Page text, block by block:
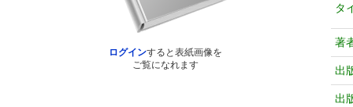
ログインすると表紙画像を
ご覧になれます
タ
著
出
出